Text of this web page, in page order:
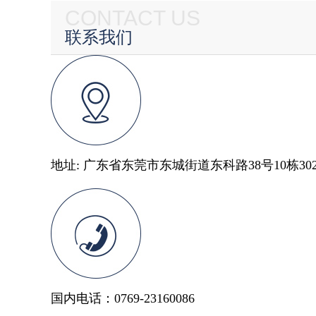
联系我们
地址: 广东省东莞市东城街道东科路38号10栋
国内电话：0769-23160086